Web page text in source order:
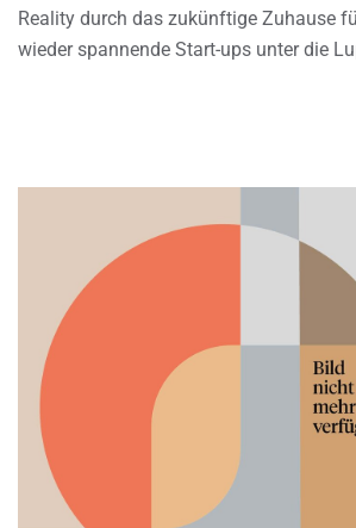
Reality durch das zukünftige Zuhause
wieder spannende Start-ups unter die